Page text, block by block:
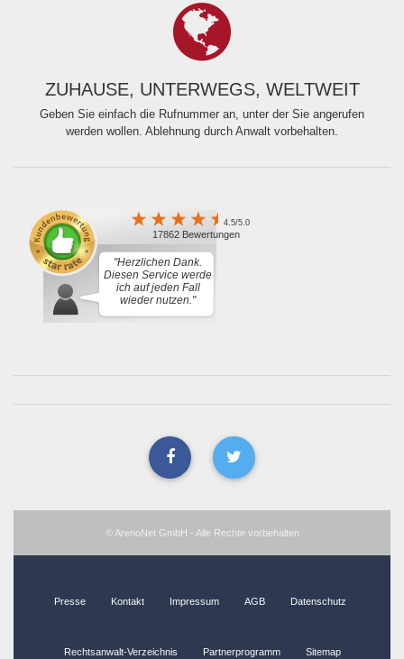
ZUHAUSE, UNTERWEGS, WELTWEIT
Geben Sie einfach die Rufnummer an, unter der Sie angerufen
werden wollen. Ablehnung durch Anwalt vorbehalten.
4.5/5.0
17862 Bewertungen
"Herzlichen Dank.
Diesen Service werde
ich auf jeden Fall
wieder nutzen."
© ArenoNet GmbH - Alle Rechte vorbehalten
Presse Kontakt Impressum AGB Datenschutz
Rechtsanwalt-Verzeichnis Partnerprogramm Sitemap